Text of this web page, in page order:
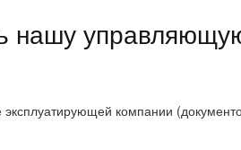
нашу
компании